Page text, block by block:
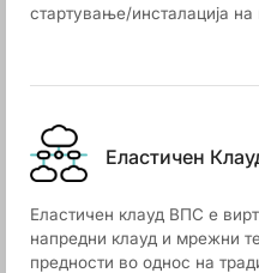
стартување/инсталација
Еластичен
Еластичен клауд ВПС е
напредни клауд и мрежни
предности во однос на